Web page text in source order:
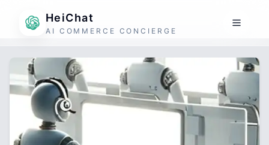
HeiChat
AI COMMERCE CONCIERGE